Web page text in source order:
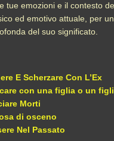
tue emozioni e il contesto
ed emotivo attuale, per
del suo significato.
E Scherzare Con L’Ex
con una figlia o un
Morti
di osceno
Nel Passato